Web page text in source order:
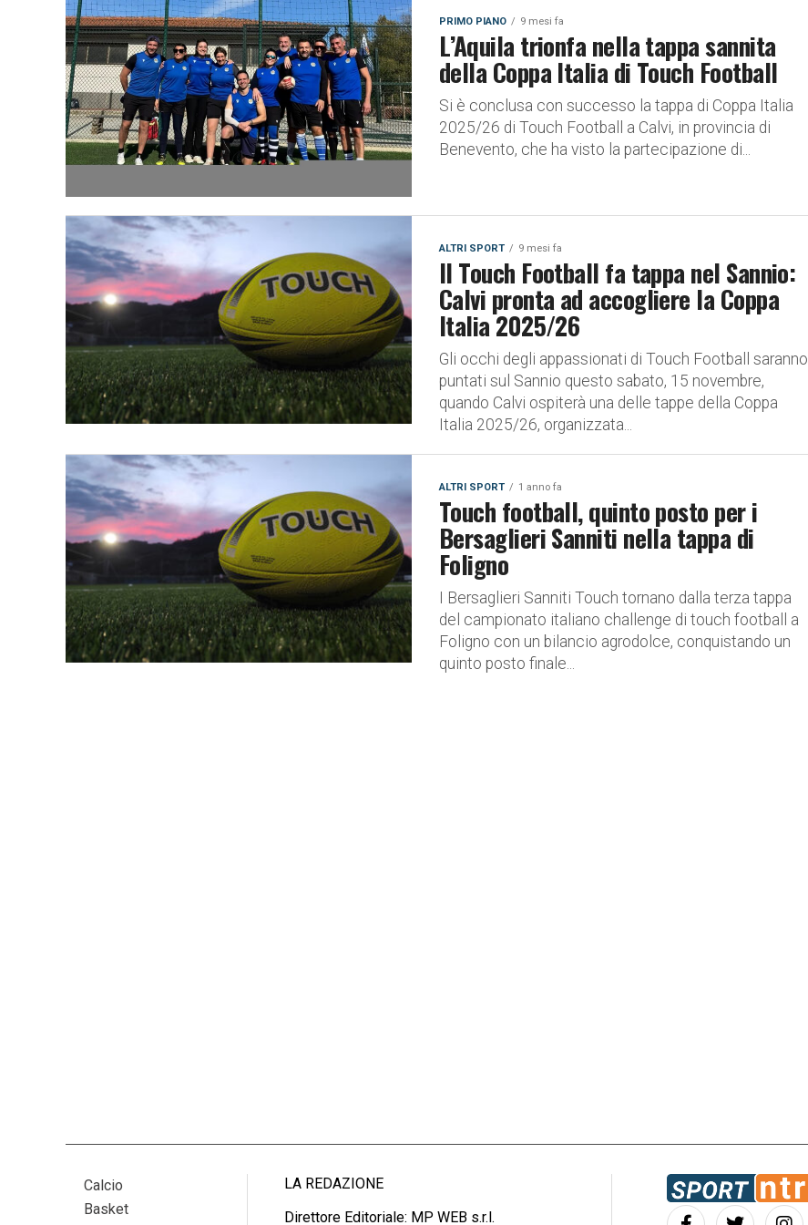
PRIMO PIANO 9 mesi fa
L’Aquila trionfa nella tappa sannita
della Coppa Italia di Touch Football
Si è conclusa con successo la tappa di Coppa Italia
2025/26 di Touch Football a Calvi, in provincia di
Benevento, che ha visto la partecipazione di...
ALTRI SPORT 9 mesi fa
Il Touch Football fa tappa nel Sannio:
Calvi pronta ad accogliere la Coppa
Italia 2025/26
Gli occhi degli appassionati di Touch Football saranno
puntati sul Sannio questo sabato, 15 novembre,
quando Calvi ospiterà una delle tappe della Coppa
Italia 2025/26, organizzata...
ALTRI SPORT 1 anno fa
Touch football, quinto posto per i
Bersaglieri Sanniti nella tappa di
Foligno
I Bersaglieri Sanniti Touch tornano dalla terza tappa
del campionato italiano challenge di touch football a
Foligno con un bilancio agrodolce, conquistando un
quinto posto finale...
Calcio
Basket
LA REDAZIONE
Direttore Editoriale: MP WEB s.r.l.